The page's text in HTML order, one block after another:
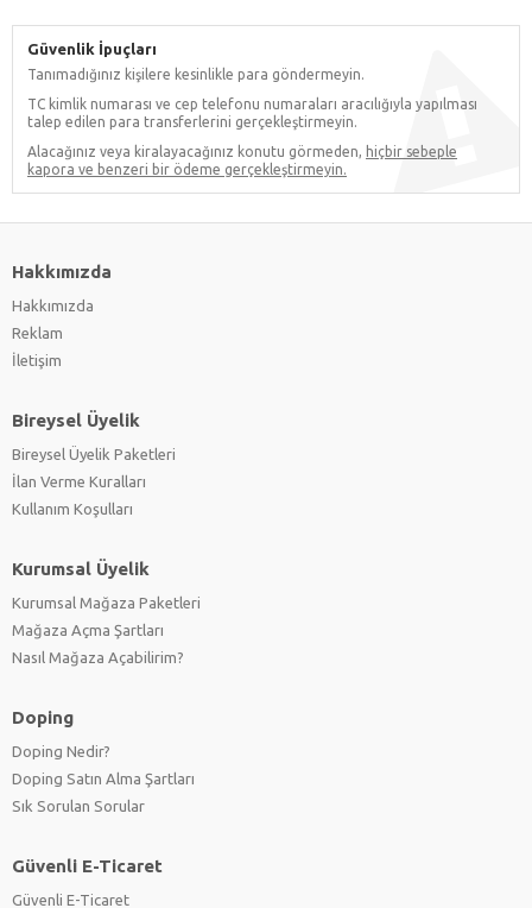
Güvenlik İpuçları
Tanımadığınız kişilere kesinlikle para göndermeyin.
TC kimlik numarası ve cep telefonu numaraları aracılığıyla yapılması
talep edilen para transferlerini gerçekleştirmeyin.
Alacağınız veya kiralayacağınız konutu görmeden, hiçbir sebeple
kapora ve benzeri bir ödeme gerçekleştirmeyin.
Hakkımızda
Hakkımızda
Reklam
İletişim
Bireysel Üyelik
Bireysel Üyelik Paketleri
İlan Verme Kuralları
Kullanım Koşulları
Kurumsal Üyelik
Kurumsal Mağaza Paketleri
Mağaza Açma Şartları
Nasıl Mağaza Açabilirim?
Doping
Doping Nedir?
Doping Satın Alma Şartları
Sık Sorulan Sorular
Güvenli E-Ticaret
Güvenli E-Ticaret